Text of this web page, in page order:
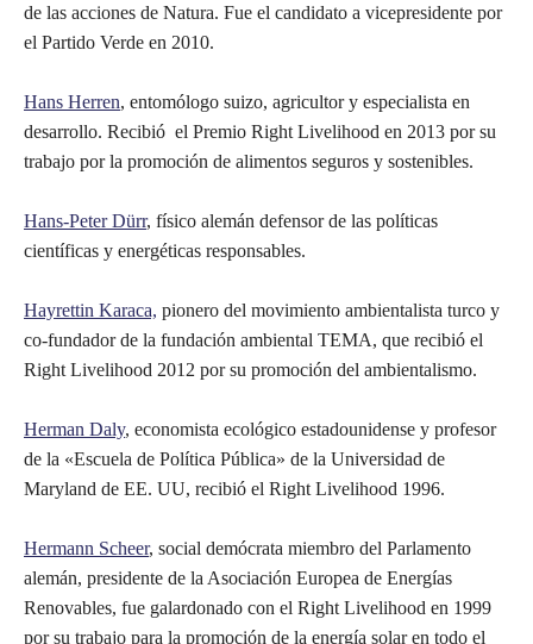
de las acciones de Natura. Fue el candidato a vicepresidente por
el Partido Verde en 2010.
Hans Herren, entomólogo suizo, agricultor y especialista en
desarrollo. Recibió el Premio Right Livelihood en 2013 por su
trabajo por la promoción de alimentos seguros y sostenibles.
Hans-Peter Dürr, físico alemán defensor de las políticas
científicas y energéticas responsables.
Hayrettin Karaca, pionero del movimiento ambientalista turco y
co-fundador de la fundación ambiental TEMA, que recibió el
Right Livelihood 2012 por su promoción del ambientalismo.
Herman Daly, economista ecológico estadounidense y profesor
de la «Escuela de Política Pública» de la Universidad de
Maryland de EE. UU, recibió el Right Livelihood 1996.
Hermann Scheer, social demócrata miembro del Parlamento
alemán, presidente de la Asociación Europea de Energías
Renovables, fue galardonado con el Right Livelihood en 1999
por su trabajo para la promoción de la energía solar en todo el